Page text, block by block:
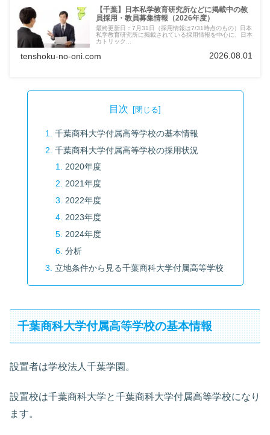
【千葉】日本私学教育研究所などに掲載中の教
員採用・教員募集情報（2026年度）
最終更新日：7月31日（採用情報は7/31時点のもの）日本
私学教育研究所に掲載されている採用情報を中心に、日本
カトリック...
tenshoku-no-oni.com 2026.08.01
目次
千葉商科大学付属高等学校の基本情報
千葉商科大学付属高等学校の採用状況
2020年度
2021年度
2022年度
2023年度
2024年度
分析
立地条件から見る千葉商科大学付属高等学校
千葉商科大学付属高等学校の基本情報
設置者は学校法人千葉学園。
設置校は千葉商科大学と千葉商科大学付属高等学校になり
ます。